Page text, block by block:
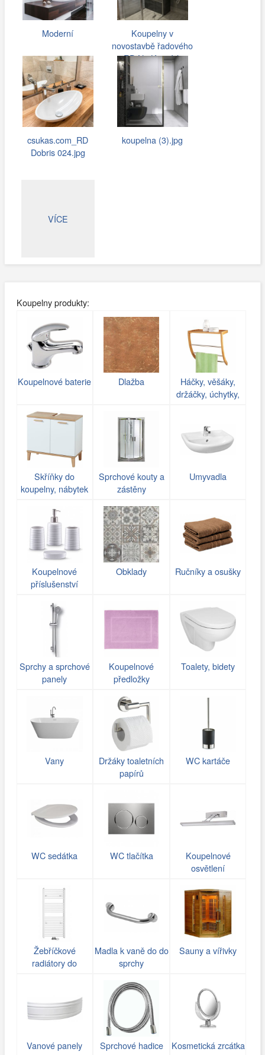
Moderní
Koupelny v
novostavbě řadového
RD Na Kopcích
csukas.com_RD
Dobris 024.jpg
koupelna (3).jpg
VÍCE
Koupelny produkty:
Koupelnové baterie Dlažba
Háčky, věšáky,
držáčky, úchytky,
Skříňky do
koupelny, nábytek
Sprchové kouty a
zástěny
Umyvadla
Koupelnové
příslušenství
Obklady Ručníky a osušky
Sprchy a sprchové
panely
Koupelnové
předložky
Toalety, bidety
Vany
Držáky toaletních
papírů
WC kartáče
WC sedátka WC tlačítka
Koupelnové
osvětlení
Žebříčkové
radiátory do
Madla k vaně do do
sprchy
Sauny a vířivky
Vanové panely Sprchové hadice Kosmetická zrcátka